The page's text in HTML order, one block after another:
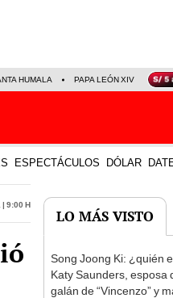
HUMALA PAPA LEÓN XIV
ESPECTÁCULOS DÓLAR
9:00 h
LO MÁS VISTO
Song Joong Ki: ¿quién
Katy Saunders, esposa
galán de “Vincenzo” y